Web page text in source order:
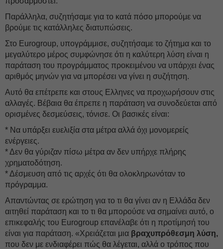
Παράλληλα, συζητήσαμε για το κατά πόσο μπορούμε να
βρούμε τις κατάλληλες διατυπώσεις.
Στο Eurogroup, υπογράμμισε, συζητήσαμε το ζήτημα και το
μεγαλύτερο μέρος συμφώνησε ότι η καλύτερη λύση είναι η
παράταση του προγράμματος προκειμένου να υπάρχει ένας
αριθμός μηνών για να μπορέσει να γίνει η συζήτηση.
Αυτό θα επέτρεπε και στους Ελληνες να προχωρήσουν στις
αλλαγές. Βέβαια θα έπρεπε η παράταση να συνοδεύεται από
ορισμένες δεσμεύσεις, τόνισε. Οι βασικές είναι:
* Να υπάρξει ευελιξία στα μέτρα αλλά όχι μονομερείς
ενέργειες.
* Δεν θα γύριζαν πίσω μέτρα αν δεν υπήρχε πλήρης
χρηματοδότηση.
* Δέσμευση από τις αρχές ότι θα ολοκληρωνόταν το
πρόγραμμα.
Απαντώντας σε ερώτηση για το τι θα γίνει αν η Ελλάδα δεν
αιτηθεί παράταση και το τι θα μπορούσε να σημαίνει αυτό, ο
επικεφαλής του Eurogroup επανέλαβε ότι η προτίμησή του
είναι για παράταση. «Χρειάζεται μια βραχυπρόθεσμη λύση,
που δεν με ενδιαφέρει πώς θα λέγεται, αλλά ο τρόπος που